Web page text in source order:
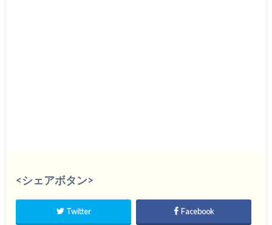
<シェアボタン>
Twitter Facebook